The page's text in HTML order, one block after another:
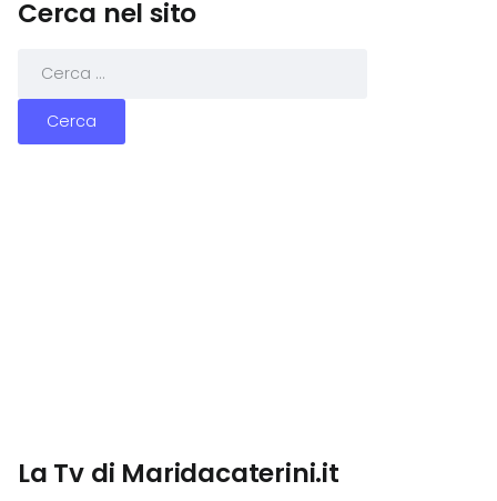
Cerca nel sito
La Tv di Maridacaterini.it